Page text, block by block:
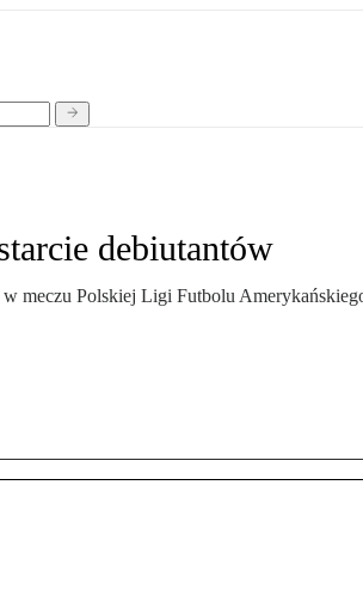
debiutantów
meczu Polskiej Ligi Futbolu